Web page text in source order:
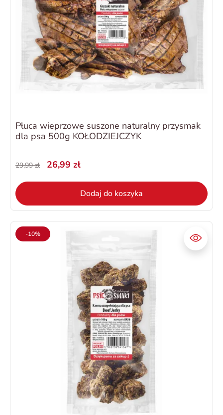
Płuca wieprzowe suszone naturalny przysmak
dla psa 500g KOŁODZIEJCZYK
29,99 zł 26,99 zł
Dodaj do koszyka
-10%